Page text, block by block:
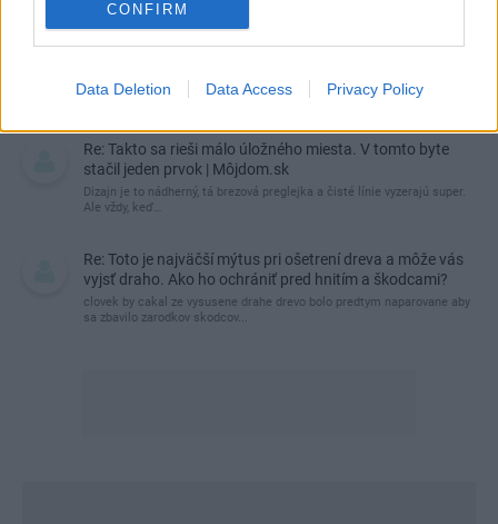
CONFIRM
Data Deletion Data Access Privacy Policy
My napríklad labky utierame hneď pri dverách a doma pred dvere
používame tyčový ETA Terier…
Re: Takto sa rieši málo úložného miesta. V tomto byte
stačil jeden prvok | Môjdom.sk
Dizajn je to nádherný, tá brezová preglejka a čisté línie vyzerajú super.
Ale vždy, keď…
Re: Toto je najväčší mýtus pri ošetrení dreva a môže vás
vyjsť draho. Ako ho ochrániť pred hnitím a škodcami?
clovek by cakal ze vysusene drahe drevo bolo predtym naparovane aby
sa zbavilo zarodkov skodcov...